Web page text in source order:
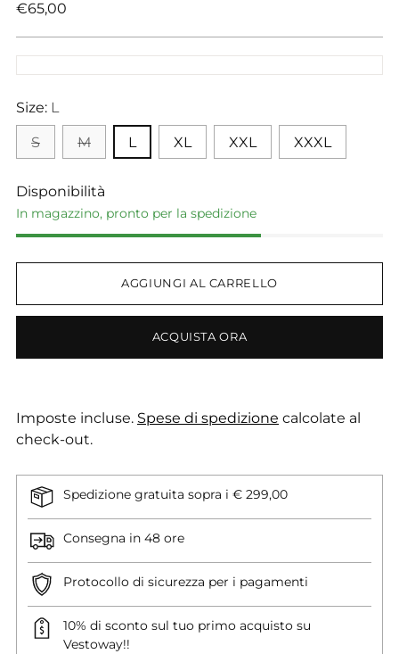
Prezzo
€65,00
Size: L
S
M L XL XXL XXXL
Disponibilità
In magazzino, pronto per la spedizione
AGGIUNGI AL CARRELLO
ACQUISTA ORA
Imposte incluse. Spese di spedizione calcolate al
check-out.
Spedizione gratuita sopra i € 299,00
Consegna in 48 ore
Protocollo di sicurezza per i pagamenti
10% di sconto sul tuo primo acquisto su
Vestoway!!